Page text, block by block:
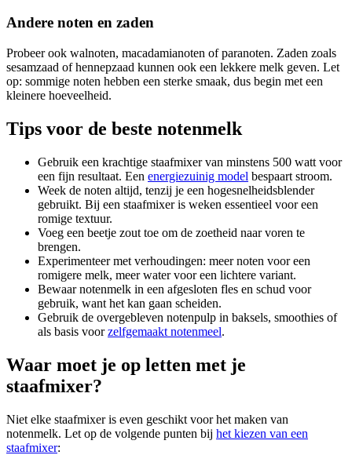
Andere noten en zaden
Probeer ook walnoten, macadamianoten of paranoten. Zaden zoals
sesamzaad of hennepzaad kunnen ook een lekkere melk geven. Let
op: sommige noten hebben een sterke smaak, dus begin met een
kleinere hoeveelheid.
Tips voor de beste notenmelk
Gebruik een krachtige staafmixer van minstens 500 watt voor
een fijn resultaat. Een energiezuinig model bespaart stroom.
Week de noten altijd, tenzij je een hogesnelheidsblender
gebruikt. Bij een staafmixer is weken essentieel voor een
romige textuur.
Voeg een beetje zout toe om de zoetheid naar voren te
brengen.
Experimenteer met verhoudingen: meer noten voor een
romigere melk, meer water voor een lichtere variant.
Bewaar notenmelk in een afgesloten fles en schud voor
gebruik, want het kan gaan scheiden.
Gebruik de overgebleven notenpulp in baksels, smoothies of
als basis voorzelfgemaakt notenmeel.
Waar moet je op letten met je
staafmixer?
Niet elke staafmixer is even geschikt voor het maken van
notenmelk. Let op de volgende punten bij het kiezen van een
staafmixer: